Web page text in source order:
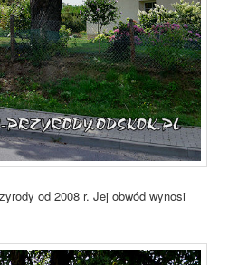
od 2008 r. Jej obwód wynosi